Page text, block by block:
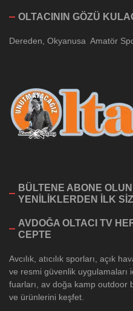
OLTACININ GÖZÜ
Dereden, Okyanusa Amatör
BÜLTENE ABONE
YENİLİKLERDEN İLK
AVDOĞA OLTACI TV
CEPTE
Avcılık, atıcılık sporları, açık
ve resmi güvenlik uygulamaları
fuarları, av doğa kamp outdoor
ve ürünlerini keşfet.